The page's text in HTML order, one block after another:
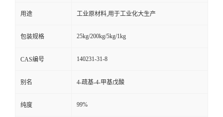
用途 工业原材料,用于工业化大生产
包装规格 25kg/200kg/5kg/1kg
CAS编号 140231-31-8
别名 4-疏基-4-甲基戊酸
纯度 99%